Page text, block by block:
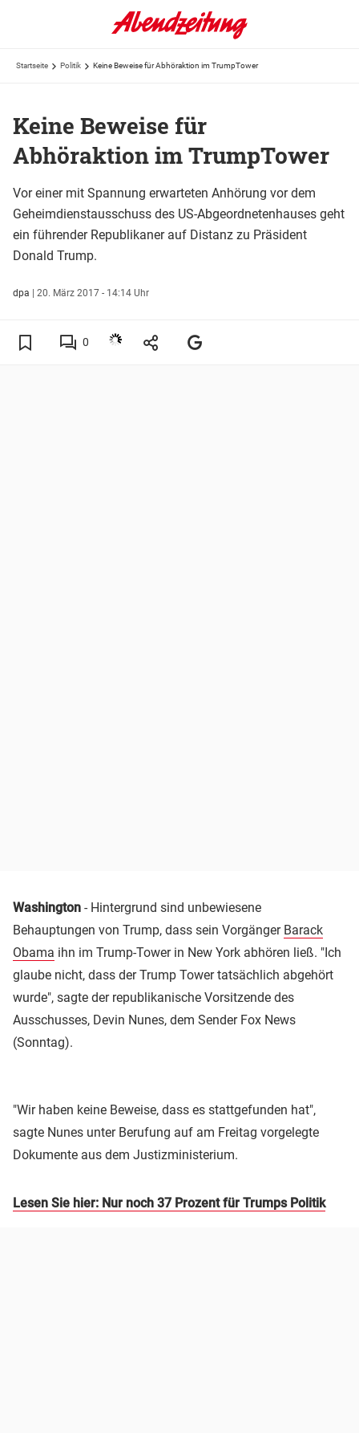
Startseite Politik Keine Beweise für Abhöraktion im TrumpTower
Keine Beweise für
Abhöraktion im TrumpTower
Vor einer mit Spannung erwarteten Anhörung vor dem
Geheimdienstausschuss des US-Abgeordnetenhauses geht
ein führender Republikaner auf Distanz zu Präsident
Donald Trump.
dpa | 20. März 2017 - 14:14 Uhr
0
Washington - Hintergrund sind unbewiesene
Behauptungen von Trump, dass sein Vorgänger Barack
Obama ihn im Trump-Tower in New York abhören ließ. "Ich
glaube nicht, dass der Trump Tower tatsächlich abgehört
wurde", sagte der republikanische Vorsitzende des
Ausschusses, Devin Nunes, dem Sender Fox News
(Sonntag).
"Wir haben keine Beweise, dass es stattgefunden hat",
sagte Nunes unter Berufung auf am Freitag vorgelegte
Dokumente aus dem Justizministerium.
Lesen Sie hier: Nur noch 37 Prozent für Trumps Politik